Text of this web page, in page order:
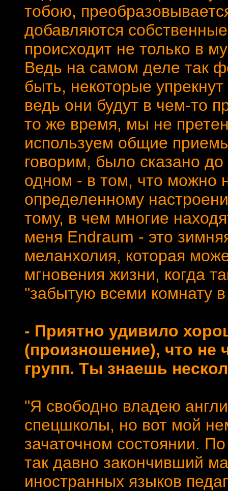
тобою,
добавляются
происходит не только в
Ведь на самом деле так
быть, некоторые
ведь они будут в чем-то
то же время, мы не
используем общие
говорим, было сказано
одном - в том, что можно
определенному
тому, в чем многие
меня Endraum - это
меланхолия, которая
мгновения жизни, когда
"забытую всеми комнату
- Приятно удивило
(произношение), что не
групп. Ты знаешь
"Я свободно владею
спецшколы, но вот мой
зачаточном состоянии.
так давно закончивший
иностранных языков